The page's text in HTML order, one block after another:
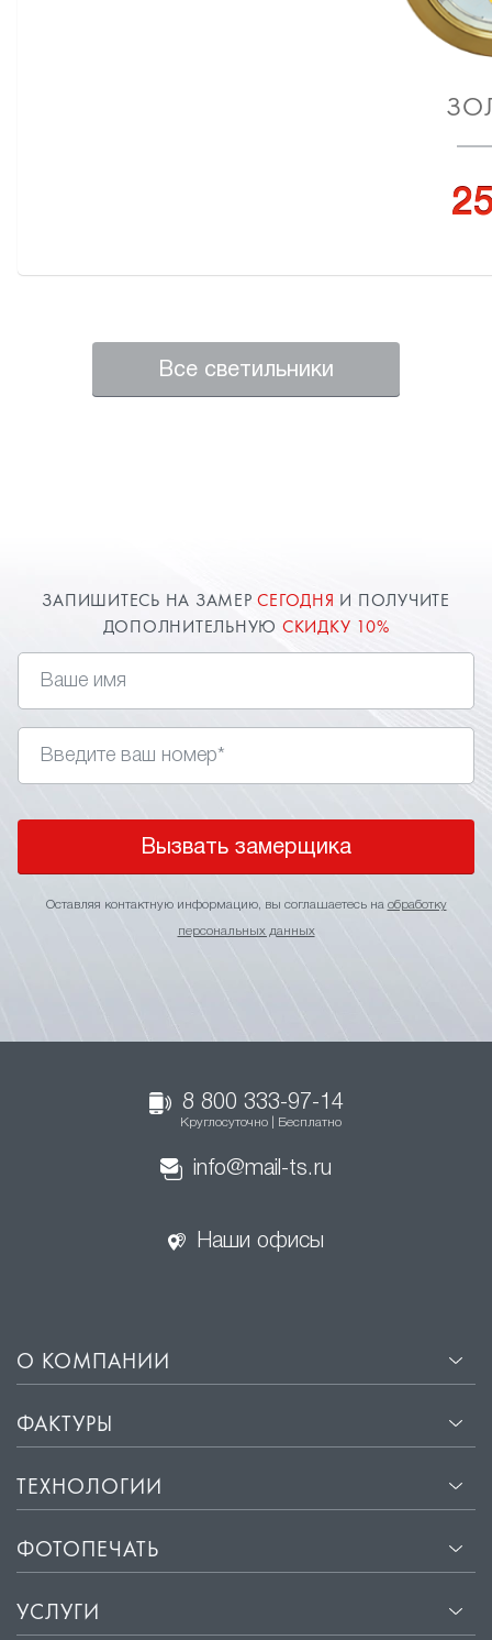
Все светильники
ЗАПИШИТЕСЬ НА ЗАМЕРСЕГОДНЯ И ПОЛУЧИТЕ
ДОПОЛНИТЕЛЬНУЮ СКИДКУ 10%
Вызвать замерщика
Оставляя контактную информацию, вы соглашаетесь на обработку
персональных данных
8 800 333-97-14
Круглосуточно | Бесплатно
info@mail-ts.ru
Наши офисы
О КОМПАНИИ
ФАКТУРЫ
ТЕХНОЛОГИИ
ФОТОПЕЧАТЬ
УСЛУГИ